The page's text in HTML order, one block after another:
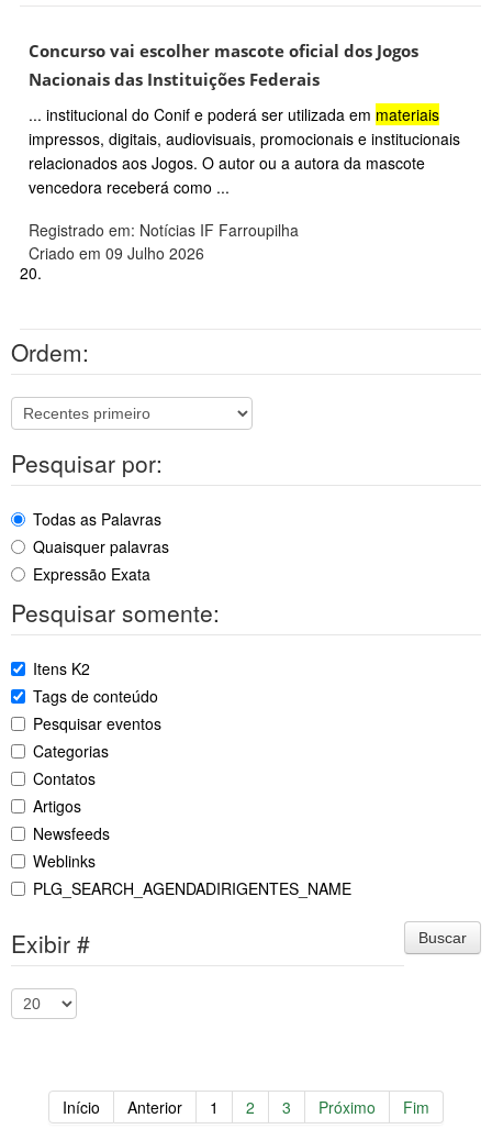
Concurso vai escolher mascote oficial dos Jogos
Nacionais das Instituições Federais
... institucional do Conif e poderá ser utilizada em materiais
impressos, digitais, audiovisuais, promocionais e institucionais
relacionados aos Jogos. O autor ou a autora da mascote
vencedora receberá como ...
Registrado em: Notícias IF Farroupilha
Criado em 09 Julho 2026
20.
Ordem:
Pesquisar por:
Todas as Palavras
Quaisquer palavras
Expressão Exata
Pesquisar somente:
Itens K2
Tags de conteúdo
Pesquisar eventos
Categorias
Contatos
Artigos
Newsfeeds
Weblinks
PLG_SEARCH_AGENDADIRIGENTES_NAME
Buscar
Exibir #
Início Anterior 1 2 3 Próximo Fim